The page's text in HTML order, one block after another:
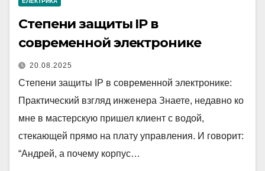
Степени защиты IP в
современной электронике
20.08.2025
Степени защиты IP в современной электронике:
Практический взгляд инженера Знаете, недавно ко
мне в мастерскую пришел клиент с водой,
стекающей прямо на плату управления. И говорит:
“Андрей, а почему корпус…